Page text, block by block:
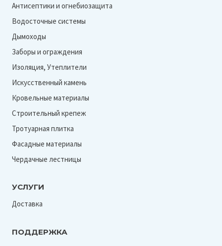
Антисептики и огнебиозащита
Водосточные системы
Дымоходы
Заборы и ограждения
Изоляция, Утеплители
Искусственный камень
Кровельные материалы
Строительный крепеж
Тротуарная плитка
Фасадные материалы
Чердачные лестницы
УСЛУГИ
Доставка
ПОДДЕРЖКА